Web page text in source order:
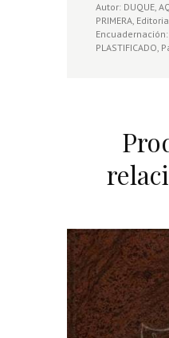
Autor: DUQUE,
PRIMERA,
Encuadernación:
PLASTIFICADO,